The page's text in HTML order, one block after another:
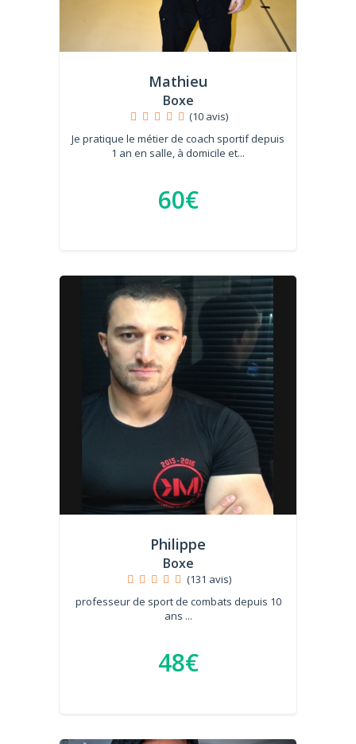
Mathieu
Boxe
(10 avis)
Je pratique le métier de coach sportif depuis
1 an en salle, à domicile et...
60€
Philippe
Boxe
(131 avis)
professeur de sport de combats depuis 10
ans ...
48€